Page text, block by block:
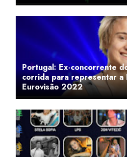
Portugal: Ex-concorrente
corrida para representar a
Eurovisão 2022